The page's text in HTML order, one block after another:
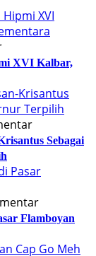
XVI Kalbar,
Sebagai
Flamboyan